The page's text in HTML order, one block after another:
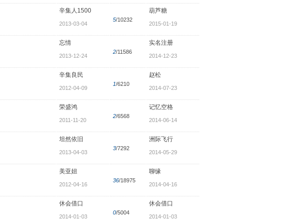
辛集人1500
2013-03-04
5/10232
葫芦糖
2015-01-19
忘情
2013-12-24
2/11586
实名注册
2014-12-23
辛集良民
2012-04-09
1/6210
赵松
2014-07-23
荣盛鸿
2011-11-20
2/6568
记忆空格
2014-06-14
坦然依旧
2013-04-03
3/7292
洲际飞行
2014-05-29
美亚妞
2012-04-16
36/18975
聊缘
2014-04-16
休会借口
2014-01-03
0/5004
休会借口
2014-01-03